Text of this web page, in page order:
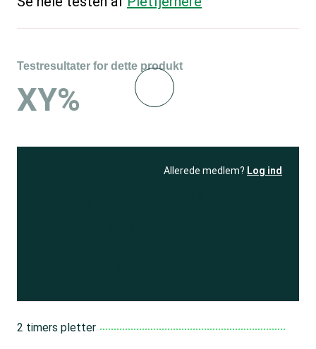
Testresultater for dette produkt
XY%
Allerede medlem? Log ind
2 timers pletter